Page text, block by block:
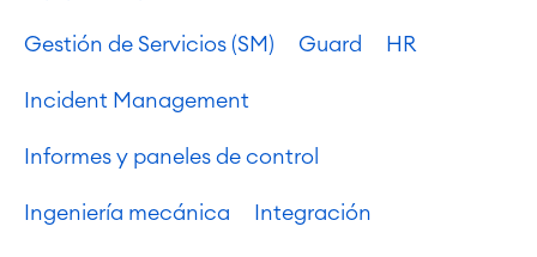
Agile & DevOps
Gestión de requisitos
Gestión de pruebas
Gestión de Servicios (SM) Guard HR
Incident Management
Informes y paneles de control
Ingeniería mecánica Integración